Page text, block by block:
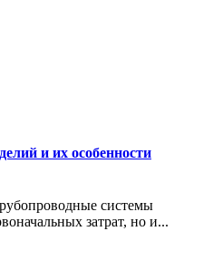
и их особенности
системы
затрат, но и...